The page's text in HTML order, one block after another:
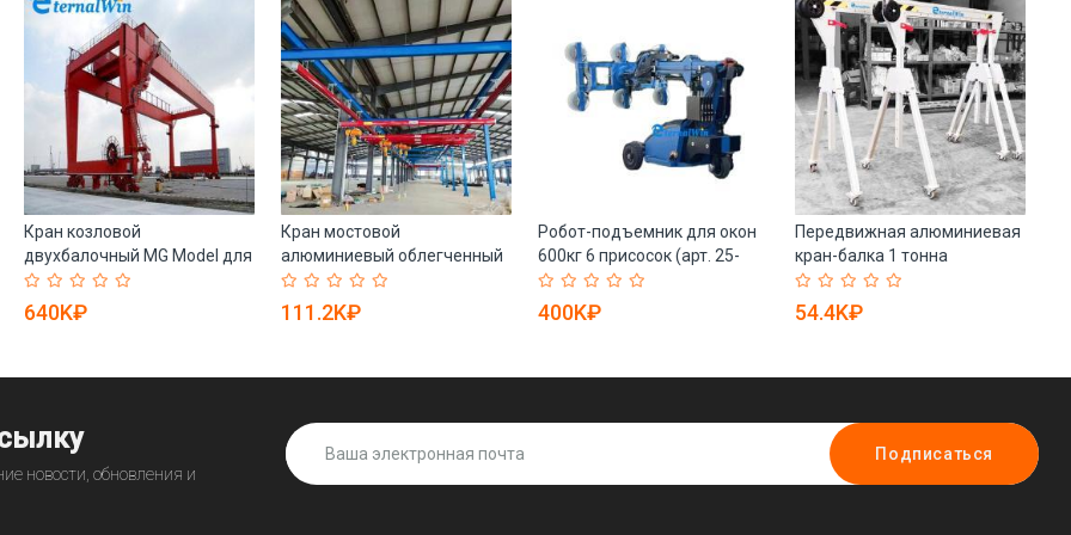
Кран козловой
двухбалочный MG Model для
подъема грузов (арт. 25-
19081256)
640K₽
Кран мостовой
алюминиевый облегченный
двойной балки для
мастерской (арт. 25-
19081149)
111.2K₽
Робот-подъемник для окон
600кг 6 присосок (арт. 25-
19081053)
400K₽
Передвижная алюминиевая
кран-балка 1 тонна
регулируемая (арт. 25-
19081199)
54.4K₽
новости, обновления и
Подписаться